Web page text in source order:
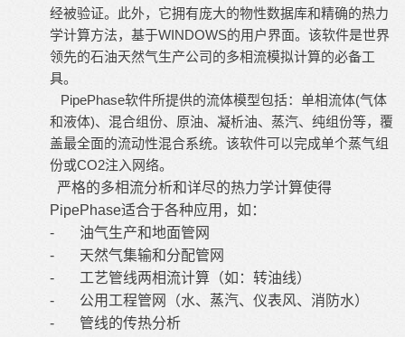
经被验证。此外，它拥有庞大的物性数据库和精确的热力
学计算方法，基于WINDOWS的用户界面。该软件是世界
领先的石油天然气生产公司的多相流模拟计算的必备工
具。
PipePhase软件所提供的流体模型包括：单相流体(气体
和液体)、混合组份、原油、凝析油、蒸汽、纯组份等，覆
盖最全面的流动性混合系统。该软件可以完成单个蒸气组
份或CO2注入网络。
严格的多相流分析和详尽的热力学计算使得
PipePhase适合于各种应用，如：
-
油气生产和地面管网
-
天然气集输和分配管网
-
工艺管线两相流计算（如：转油线）
-
公用工程管网（水、蒸汽、仪表风、消防水）
-
管线的传热分析